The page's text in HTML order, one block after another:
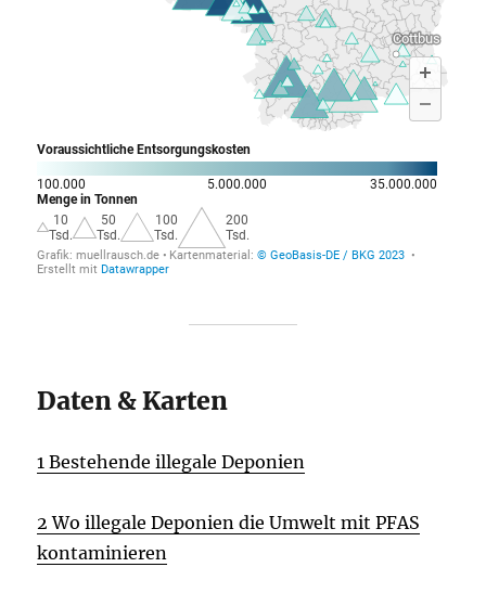
Daten & Karten
1 Bestehende illegale Deponien
2 Wo illegale Deponien die Umwelt mit PFAS
kontaminieren